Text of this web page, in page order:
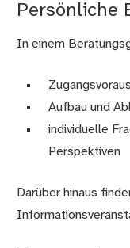
Persönliche
In einem
Aufbau und
individuelle
Perspektiven
Darüber hinaus